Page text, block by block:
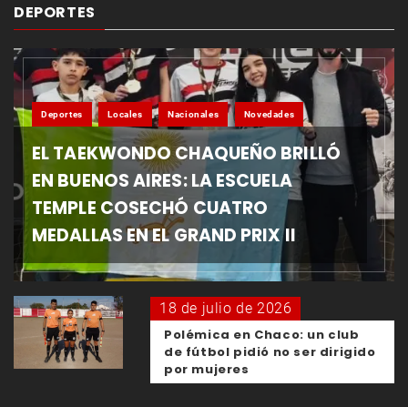
DEPORTES
Deportes Locales Nacionales Novedades
EL TAEKWONDO CHAQUEÑO BRILLÓ
EN BUENOS AIRES: LA ESCUELA
TEMPLE COSECHÓ CUATRO
MEDALLAS EN EL GRAND PRIX II
18 de julio de 2026
Polémica en Chaco: un club
de fútbol pidió no ser dirigido
por mujeres